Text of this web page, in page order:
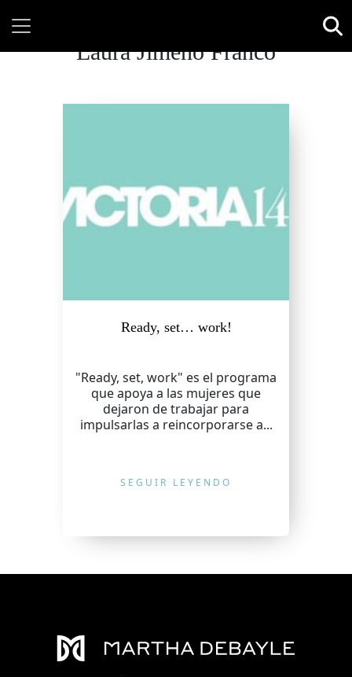
Laura Jimeno Franco
Ready, set… work!
"Ready, set, work" es el programa
que apoya a las mujeres que
dejaron de trabajar para
impulsarlas a reincorporarse a...
SEGUIR LEYENDO